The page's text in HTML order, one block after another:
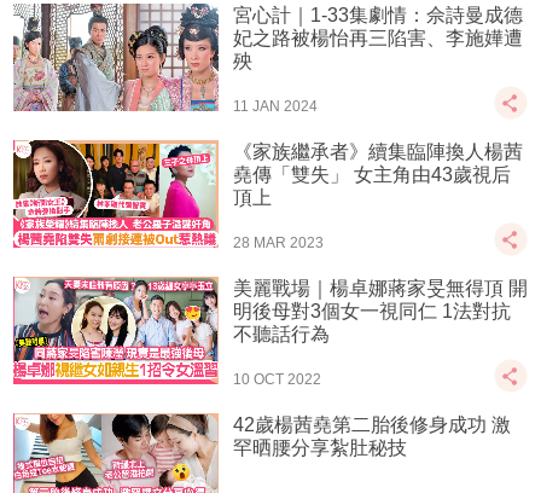
宮心計｜1-33集劇情：佘詩曼成德
妃之路被楊怡再三陷害、李施嬅遭
殃
11 JAN 2024
《家族繼承者》續集臨陣換人楊茜
堯傳「雙失」 女主角由43歲視后
頂上
28 MAR 2023
美麗戰場｜楊卓娜蔣家旻無得頂 開
明後母對3個女一視同仁 1法對抗
不聽話行為
10 OCT 2022
42歲楊茜堯第二胎後修身成功 激
罕晒腰分享紮肚秘技